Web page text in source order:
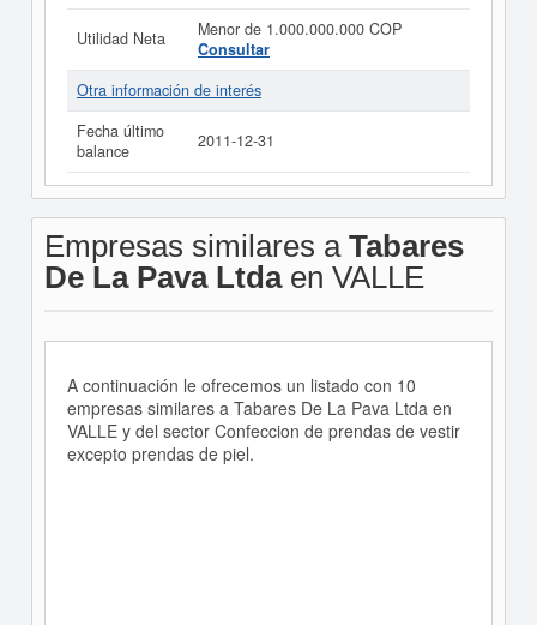
Utilidad Neta
Menor de 1.000.000.000 COP
Consultar
Otra información de interés
Fecha último
balance
2011-12-31
Empresas similares a Tabares
De La Pava Ltdaen VALLE
A continuación le ofrecemos un listado con 10
empresas similares a Tabares De La Pava Ltda en
VALLE y del sector Confeccion de prendas de vestir
excepto prendas de piel.